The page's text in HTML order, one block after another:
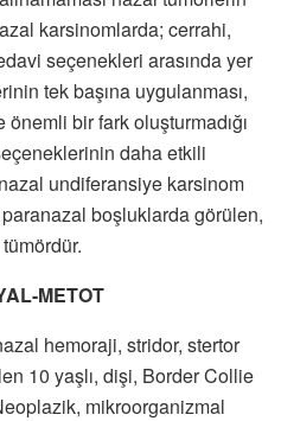
karsinomlarda; cerrahi,
seçenekleri arasında yer
tek başına uygulanması,
bir fark oluşturmadığı
daha etkili
undiferansiye karsinom
boşluklarda görülen,
METOT
hemoraji, stridor, stertor
10 yaşlı, dişi, Border Collie
mikroorganizmal